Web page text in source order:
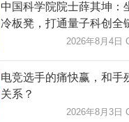
中国科学院院士薛其坤：
冷板凳，打通量子科创全
2026年8月4日
电竞选手的痛快赢，和手
关系？
2026年8月3日